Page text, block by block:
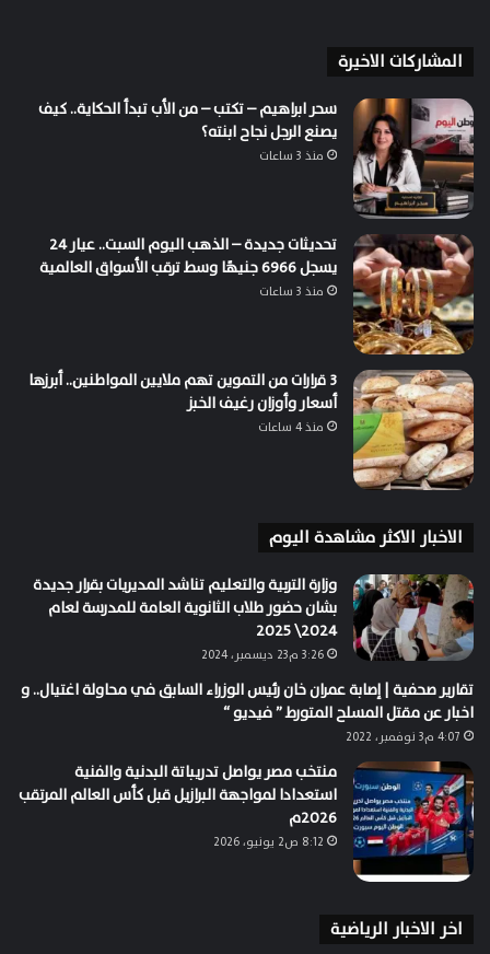
المشاركات الاخيرة
سحر ابراهيم – تكتب – من الأب تبدأ الحكاية.. كيف
يصنع الرجل نجاح ابنته؟
منذ 3 ساعات
تحديثات جديدة – الذهب اليوم السبت.. عيار 24
يسجل 6966 جنيهًا وسط ترقب الأسواق العالمية
منذ 3 ساعات
3 قرارات من التموين تهم ملايين المواطنين.. أبرزها
أسعار وأوزان رغيف الخبز
منذ 4 ساعات
الاخبار الاكثر مشاهدة اليوم
وزارة التربية والتعليم تناشد المديريات بقرار جديدة
بشان حضور طلاب الثانوية العامة للمدرسة لعام
2024\ 2025
3:26 م23 ديسمبر، 2024
تقارير صحفية | إصابة عمران خان رئيس الوزراء السابق في محاولة اغتيال.. و
اخبار عن مقتل المسلح المتورط ” فيديو “
4:07 م3 نوفمبر، 2022
منتخب مصر يواصل تدريباتة البدنية والفنية
استعدادا لمواجهة البرازيل قبل كأس العالم المرتقب
2026م
8:12 ص2 يونيو، 2026
اخر الاخبار الرياضية